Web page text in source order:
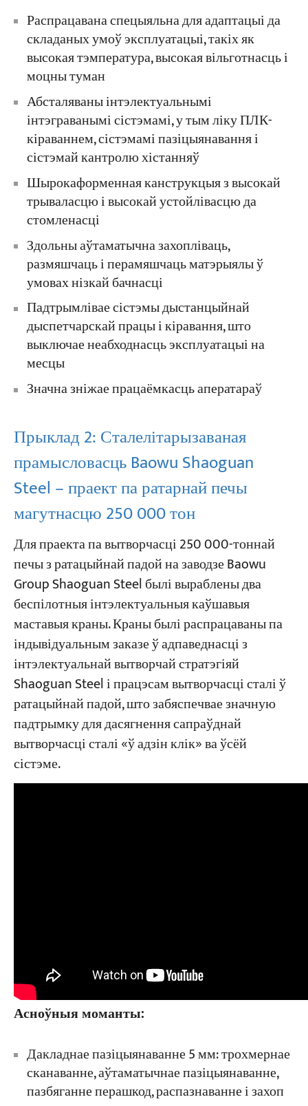
Распрацавана спецыяльна для адаптацыі да
складаных умоў эксплуатацыі, такіх як
высокая тэмпература, высокая вільготнасць і
моцны туман
Абсталяваны інтэлектуальнымі
інтэграванымі сістэмамі, у тым ліку ПЛК-
кіраваннем, сістэмамі пазіцыянавання і
сістэмай кантролю хістанняў
Шырокаформенная канструкцыя з высокай
трываласцю і высокай устойлівасцю да
стомленасці
Здольны аўтаматычна захопліваць,
размяшчаць і перамяшчаць матэрыялы ў
умовах нізкай бачнасці
Падтрымлівае сістэмы дыстанцыйнай
дыспетчарскай працы і кіравання, што
выключае неабходнасць эксплуатацыі на
месцы
Значна зніжае працаёмкасць аператараў
Прыклад 2: Сталелітарызаваная
прамысловасць Baowu Shaoguan
Steel – праект па ратарнай печы
магутнасцю 250 000 тон
Для праекта па вытворчасці 250 000-тоннай
печы з ратацыйнай падой на заводзе Baowu
Group Shaoguan Steel былі выраблены два
беспілотныя інтэлектуальныя каўшавыя
маставыя краны. Краны былі распрацаваны па
індывідуальным заказе ў адпаведнасці з
інтэлектуальнай вытворчай стратэгіяй
Shaoguan Steel і працэсам вытворчасці сталі ў
ратацыйнай падой, што забяспечвае значную
падтрымку для дасягнення сапраўднай
вытворчасці сталі «ў адзін клік» ва ўсёй
сістэме.
Асноўныя моманты:
Дакладнае пазіцыянаванне 5 мм: трохмернае
сканаванне, аўтаматычнае пазіцыянаванне,
пазбяганне перашкод, распазнаванне і захоп